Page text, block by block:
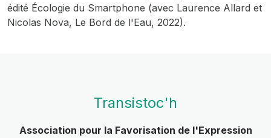
édité Écologie du Smartphone (avec Laurence Allard et
Nicolas Nova, Le Bord de l'Eau, 2022).
Transistoc'h
Association pour la Favorisation de l'Expression